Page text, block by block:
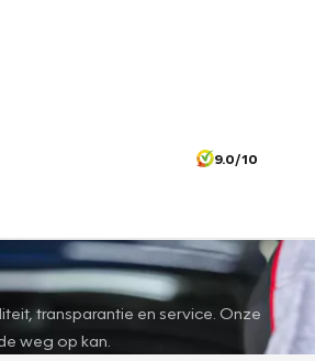
9.0/10
transparantie en service. Onze
weg op kan.